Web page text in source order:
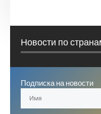
Новости по
Подписка на новости